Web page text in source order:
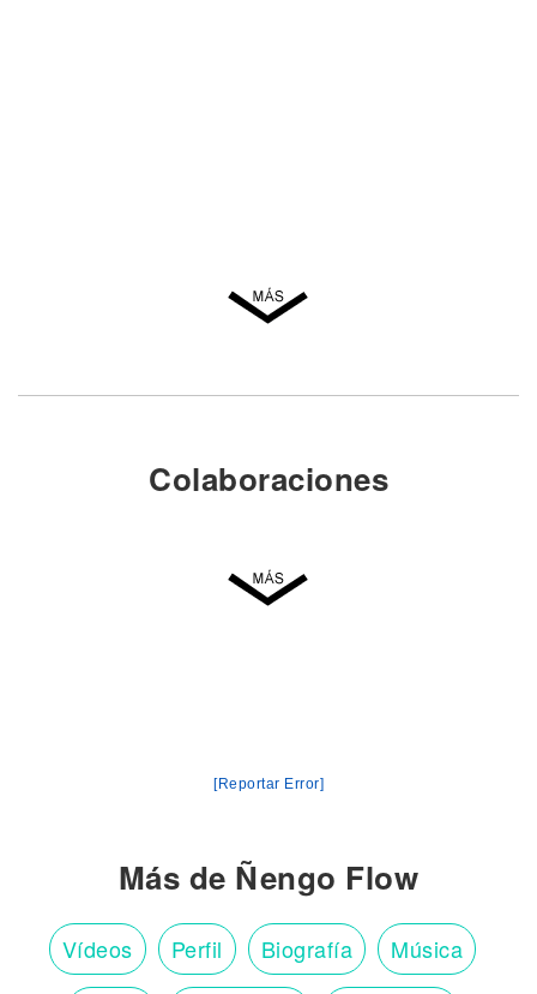
Colaboraciones
[Reportar Error]
Más de Ñengo Flow
Vídeos Perfil Biografía Música